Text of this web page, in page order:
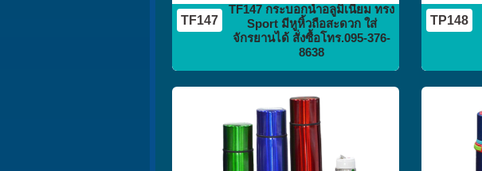
TF147
TF147 กระบอกน้ำอลูมิเนียม ทรง
Sport มีหูหิ้วถือสะดวก ใส่
จักรยานได้ สั่งซื้อโทร.095-376-
8638
TP148
กระติก
กระบอกน้ำ
flask vacuum